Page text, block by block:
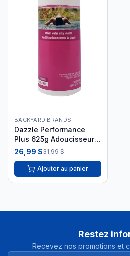
BACKYARD BRANDS
Dazzle Performance
Plus 625g Adoucisseur
DAZ08010
26,99 $31,99 $
Ajouter au panier
Restez
Recevez nos promotions et